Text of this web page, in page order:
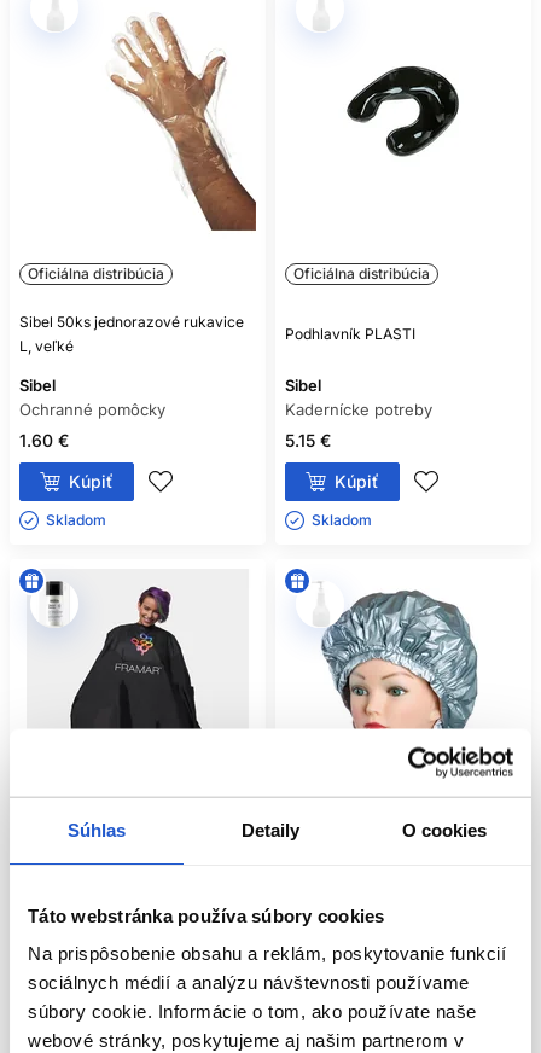
Súhlas Detaily O cookies
Táto webstránka používa súbory cookies
Na prispôsobenie obsahu a reklám, poskytovanie funkcií
sociálnych médií a analýzu návštevnosti používame
súbory cookie. Informácie o tom, ako používate naše
webové stránky, poskytujeme aj našim partnerom v
Oficiálna distribúcia
Sibel 50ks jednorazové rukavice
L, veľké
Sibel
Ochranné pomôcky
1.60 €
Kúpiť
Skladom ㅤ
Oficiálna distribúcia
Podhlavník PLASTI
Sibel
Kadernícke potreby
5.15 €
Kúpiť
Skladom ㅤ
Framar pláštenka na farbenie
Framar
Kadernícke potreby
26.60 €
Čiapka na trvalú Alu-Cap super
Sibel
Kadernícke potreby
7.70 €